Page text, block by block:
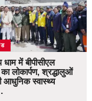
धाम में बीपीसीएल
लोकार्पण, श्रद्धालुओं
आधुनिक स्वास्थ्य